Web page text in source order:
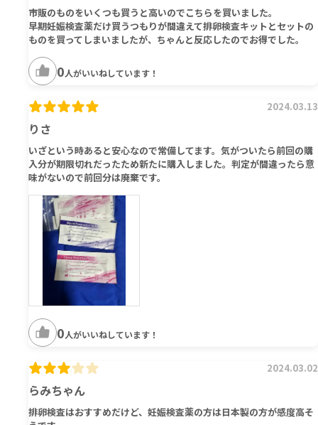
市販のものをいくつも買うと高いのでこちらを買いました。
早期妊娠検査薬だけ買うつもりが間違えて排卵検査キットとセットの
ものを買ってしまいましたが、ちゃんと反応したのでお得でした。
0人がいいねしています！
りさ
2024.03.13
いざという時あると安心なので常備してます。気がついたら前回の購
入分が期限切れだったため新たに購入しました。判定が間違ったら意
味がないので前回分は廃棄です。
0人がいいねしています！
らみちゃん
2024.03.02
排卵検査はおすすめだけど、妊娠検査薬の方は日本製の方が感度高そ